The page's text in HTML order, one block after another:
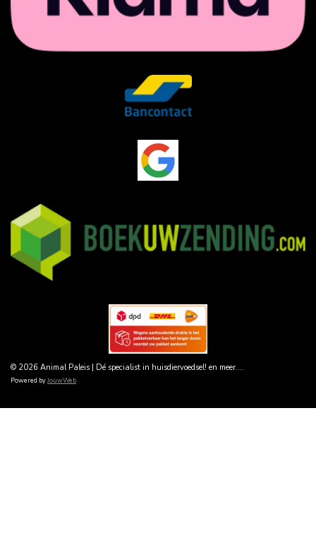
© 2026 Animal Paleis | Dé specialist in huisdiervoedsel! en meer....
Powered byJouwWeb